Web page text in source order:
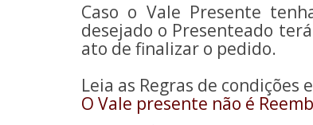
Caso o Vale Presente
desejado o Presenteado
ato de finalizar o pedido.
Leia as Regras de condições
O Vale presente não é